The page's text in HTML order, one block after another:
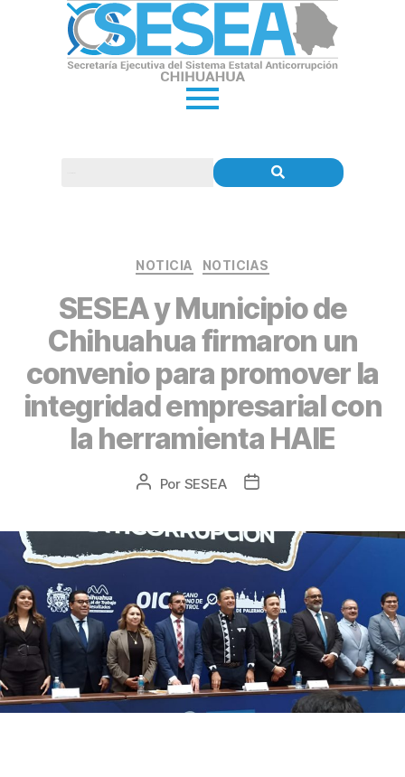
NOTICIA NOTICIAS
SESEA y Municipio de
Chihuahua firmaron un
convenio para promover la
integridad empresarial con
la herramienta HAIE
Por SESEA